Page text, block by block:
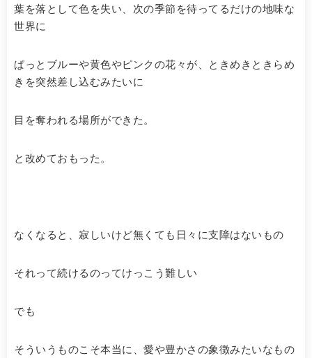
葉を落として色を失い、次の季節を待ってるだけの地味な
世界に
ぱっとブルーや黄色やピンクの花々が、ときめきときらめ
きを突然差し込むみたいに
目を奪われる場所ができた。
と改めておもった。
なくなると、寂しいけど無くても日々に支障はないもの
それって続けるのってけっこう難しい
でも
そういうものこそ本当に、愛や豊かさの象徴みたいなもの